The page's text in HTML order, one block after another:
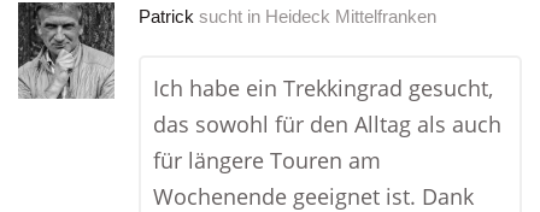
Patrick sucht in Heideck Mittelfranken
Ich habe ein Trekkingrad gesucht,
das sowohl für den Alltag als auch
für längere Touren am
Wochenende geeignet ist. Dank